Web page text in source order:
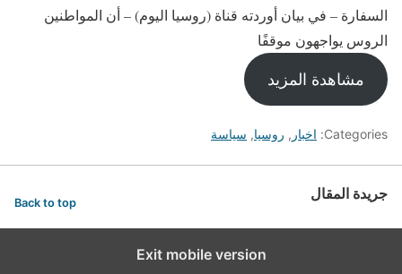
السفارة – في بيان أوردته قناة (روسيا اليوم) – أن المواطنين
الروس يواجهون موقفًا
مشاهدة المزيد
Categories: اخبار , روسيا, سياسة
جريدة المقال Back to top
Exit mobile version